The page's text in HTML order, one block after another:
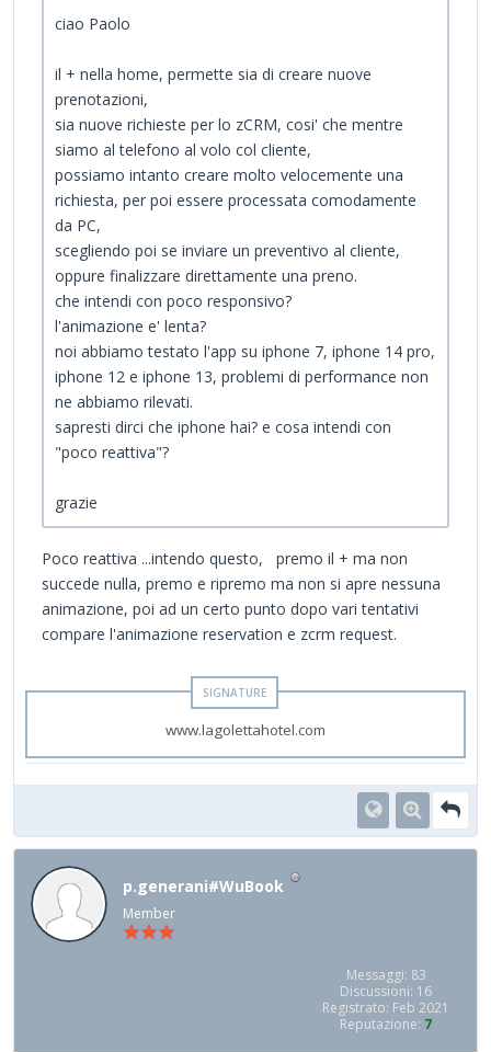
ciao Paolo
il + nella home, permette sia di creare nuove
prenotazioni,
sia nuove richieste per lo zCRM, cosi' che mentre
siamo al telefono al volo col cliente,
possiamo intanto creare molto velocemente una
richiesta, per poi essere processata comodamente
da PC,
scegliendo poi se inviare un preventivo al cliente,
oppure finalizzare direttamente una preno.
che intendi con poco responsivo?
l'animazione e' lenta?
noi abbiamo testato l'app su iphone 7, iphone 14 pro,
iphone 12 e iphone 13, problemi di performance non
ne abbiamo rilevati.
sapresti dirci che iphone hai? e cosa intendi con
"poco reattiva"?
grazie
Poco reattiva ...intendo questo, premo il + ma non
succede nulla, premo e ripremo ma non si apre nessuna
animazione, poi ad un certo punto dopo vari tentativi
compare l'animazione reservation e zcrm request.
www.lagolettahotel.com
p.generani#WuBook
Member
Messaggi: 83
Discussioni: 16
Registrato: Feb 2021
Reputazione: 7